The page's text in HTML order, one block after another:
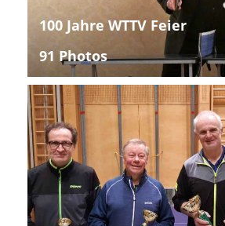
100 Jahre WTTV Feier
91 Photos